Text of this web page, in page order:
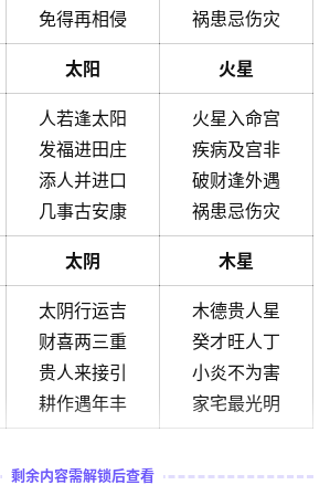
免得再相侵
祸患忌伤灾
太阳 火星
人若逢太阳
发福进田庄
添人并进口
几事古安康
火星入命宫
疾病及宫非
破财逢外遇
祸患忌伤灾
太阴 木星
太阴行运吉
财喜两三重
贵人来接引
耕作遇年丰
木德贵人星
癸才旺人丁
小炎不为害
家宅最光明
剩余内容需解锁后查看